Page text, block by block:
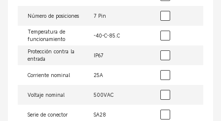
Número de posiciones 7 Pin
Temperatura de
funcionamiento
-40-C-85.C
Protección contra la
entrada
IP67
Corriente nominal 25A
Voltaje nominal 500VAC
Serie de conector SA28